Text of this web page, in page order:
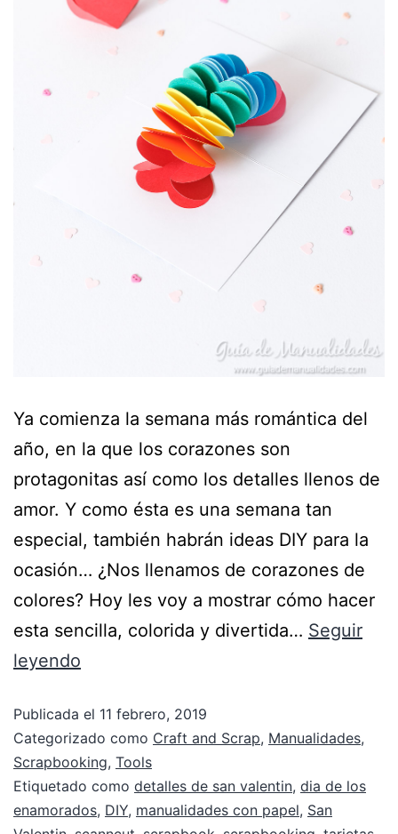
Ya comienza la semana más romántica del
año, en la que los corazones son
protagonitas así como los detalles llenos de
amor. Y como ésta es una semana tan
especial, también habrán ideas DIY para la
ocasión… ¿Nos llenamos de corazones de
colores? Hoy les voy a mostrar cómo hacer
esta sencilla, colorida y divertida… Seguir
leyendo
Publicada el 11 febrero, 2019
Categorizado como Craft and Scrap, Manualidades,
Scrapbooking, Tools
Etiquetado como detalles de san valentin, dia de los
enamorados, DIY, manualidades con papel, San